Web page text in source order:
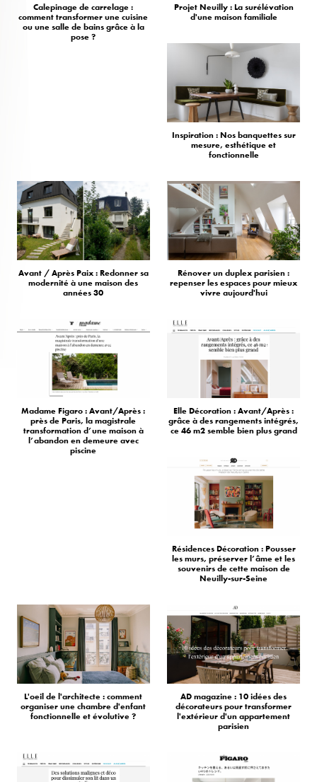
Calepinage de carrelage :
comment transformer une cuisine
ou une salle de bains grâce à la
pose ?
Projet Neuilly : La surélévation
d'une maison familiale
Inspiration : Nos banquettes sur
mesure, esthétique et
fonctionnelle
Avant / Après Paix : Redonner sa
modernité à une maison des
années 30
Rénover un duplex parisien :
repenser les espaces pour mieux
vivre aujourd'hui
Madame Figaro : Avant/Après :
près de Paris, la magistrale
transformation d’une maison à
l’abandon en demeure avec
piscine
Elle Décoration : Avant/Après :
grâce à des rangements intégrés,
ce 46 m2 semble bien plus grand
Résidences Décoration : Pousser
les murs, préserver l’âme et les
souvenirs de cette maison de
Neuilly-sur-Seine
L'oeil de l'architecte : comment
organiser une chambre d'enfant
fonctionnelle et évolutive ?
AD magazine : 10 idées des
décorateurs pour transformer
l'extérieur d'un appartement
parisien